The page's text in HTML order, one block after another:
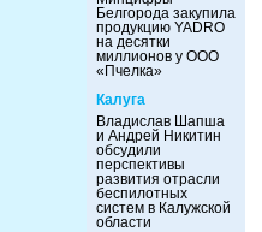
Белгорода закупила
продукцию YADRO
на десятки
миллионов у ООО
«Пчелка»
Калуга
Владислав Шапша
и Андрей Никитин
обсудили
перспективы
развития отрасли
беспилотных
систем в Калужской
области